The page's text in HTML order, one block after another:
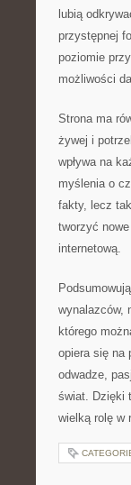
lubią
przystępnej
poziomie
możliwości
Strona ma
żywej i
wpływa na
myślenia o
fakty, lecz
tworzyć
internetową.
wynalazców,
którego
opiera się na
odwadze,
świat. Dzięki
wielką rolę w